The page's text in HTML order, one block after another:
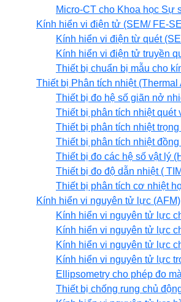
Micro-CT cho Khoa học Sự
Kính hiển vi điện tử (SEM/ FE-
Kính hiển vi điện từ quét
Kính hiển vi điện tử truyền
Thiết bị chuẩn bị mẫu cho
Thiết bị Phân tích nhiệt (Thermal
Thiết bị đo hệ số giãn nở
Thiết bị phân tích nhiệt quét
Thiết bị phân tích nhiệt
Thiết bị phân tích nhiệt
Thiết bị đo các hệ số vật lý
Thiết bị đo độ dẫn nhiệt (
Thiết bị phân tích cơ nhiệt
Kính hiển vi nguyên tử lực (AFM)
Kính hiển vi nguyên tử lực
Kính hiển vi nguyên tử lực
Kính hiển vi nguyên tử lực
Kính hiển vi nguyên tử lực
Ellipsometry cho phép đo
Thiết bị chống rung chủ